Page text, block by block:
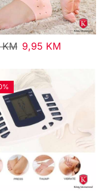
KM 9,95 KM